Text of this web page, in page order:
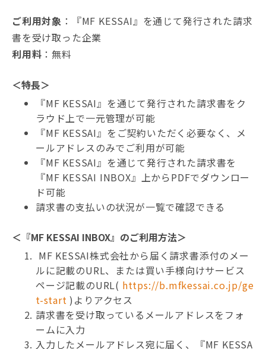
ご利用対象 ：『MF KESSAI』を通じて発行された請求
書を受け取った企業
利用料 ：無料
＜特長＞
『MF KESSAI』を通じて発行された請求書をク
ラウド上で一元管理が可能
『MF KESSAI』をご契約いただく必要なく、メ
ールアドレスのみでご利用が可能
『MF KESSAI』を通じて発行された請求書を
『MF KESSAI INBOX』上からPDFでダウンロー
ド可能
請求書の支払いの状況が一覧で確認できる
＜『MF KESSAI INBOX』のご利用方法＞
MF KESSAI株式会社から届く請求書添付のメー
ルに記載のURL、または買い手様向けサービス
ページ記載のURL( https://b.mfkessai.co.jp/ge
t-start )よりアクセス
請求書を受け取っているメールアドレスをフォ
ームに入力
入力したメールアドレス宛に届く、『MF KESSA